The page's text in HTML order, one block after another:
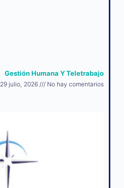
Gestión Humana Y Teletrabajo
29 julio, 2026 No hay comentarios